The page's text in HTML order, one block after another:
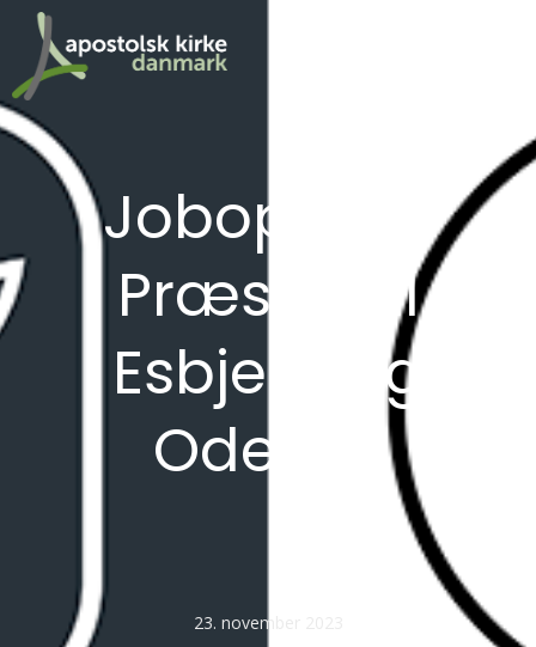
Jobopslag:
Præster til
Esbjerg og
Odense
23. november 2023